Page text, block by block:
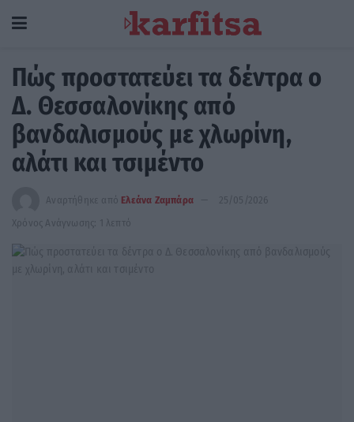
Πώς προστατεύει τα δέντρα ο
Δ. Θεσσαλονίκης από
βανδαλισμούς με χλωρίνη,
αλάτι και τσιμέντο
Αναρτήθηκε από Ελεάνα Ζαμπάρα
25/05/2026
Χρόνος Ανάγνωσης: 1 λεπτό